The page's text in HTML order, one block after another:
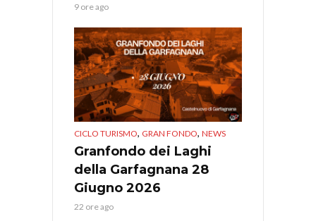
9 ore ago
CICLO TURISMO, GRAN FONDO, NEWS
Granfondo dei Laghi
della Garfagnana 28
Giugno 2026
22 ore ago